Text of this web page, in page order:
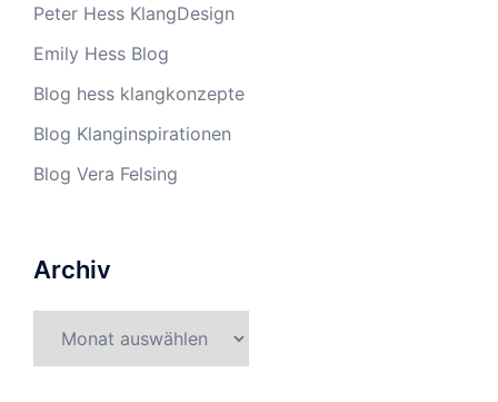
Peter Hess KlangDesign
Emily Hess Blog
Blog hess klangkonzepte
Blog Klanginspirationen
Blog Vera Felsing
Archiv